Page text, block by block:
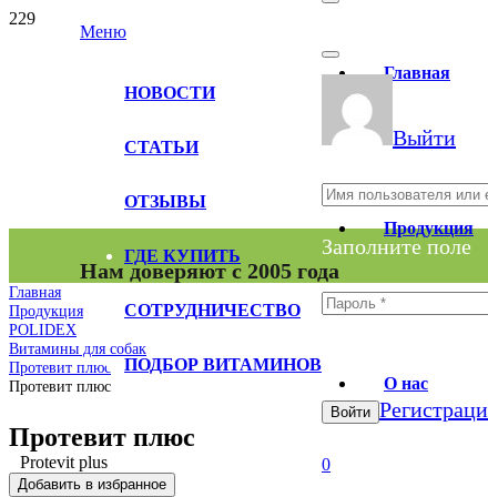
Меню
Нам доверяют с 2005 года
Главная
Продукция
О нас
НОВОСТИ
СТАТЬИ
ОТЗЫВЫ
ГДЕ КУПИТЬ
СОТРУДНИЧЕСТВО
ПОДБОР ВИТАМИНОВ
Выйти
Заполните поле
Войти
0
Главная
Продукция
POLIDEX
Витамины для собак
Протевит плюс
Протевит плюс
Протевит плюс
Protevit plus
Добавить в избранное